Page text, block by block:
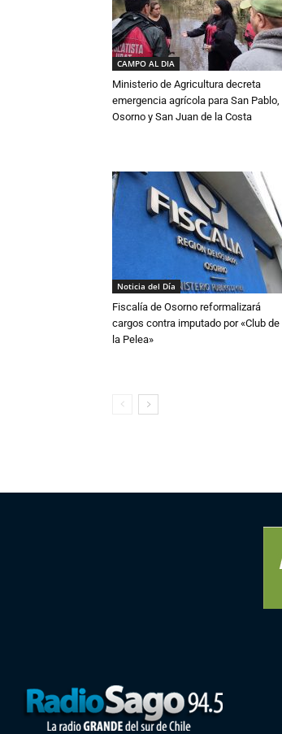
CAMPO AL DIA
Ministerio de Agricultura decreta
emergencia agrícola para San Pablo,
Osorno y San Juan de la Costa
Noticia del Día
Fiscalía de Osorno reformalizará
cargos contra imputado por «Club de
la Pelea»